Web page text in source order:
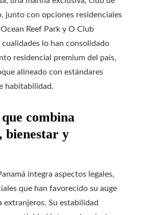
junto con opciones residenciales
Reef Park y O Club
cualidades lo han consolidado
residencial premium del país,
alineado con estándares
habitabilidad.
combina
bienestar y
integra aspectos legales,
que han favorecido su auge
extranjeros. Su estabilidad